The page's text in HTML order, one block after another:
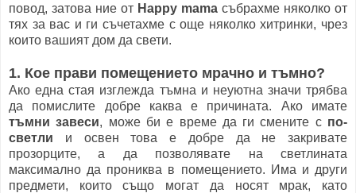
повод, затова ние от Happy mama събрахме няколко от
тях за вас и ги съчетахме с още няколко хитринки, чрез
които вашият дом да свети.
1. Кое прави помещението мрачно и тъмно?
Ако една стая изглежда тъмна и неуютна значи трябва
да помислите добре каква е причината. Ако имате
тъмни завеси, може би е време да ги смените с по-
светли и освен това е добре да не закривате
прозорците, а да позволявате на светлината
максимално да прониква в помещението. Има и други
предмети, които също могат да носят мрак, като